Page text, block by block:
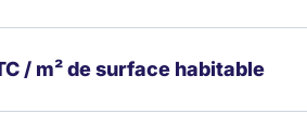
/ m² de surface habitable